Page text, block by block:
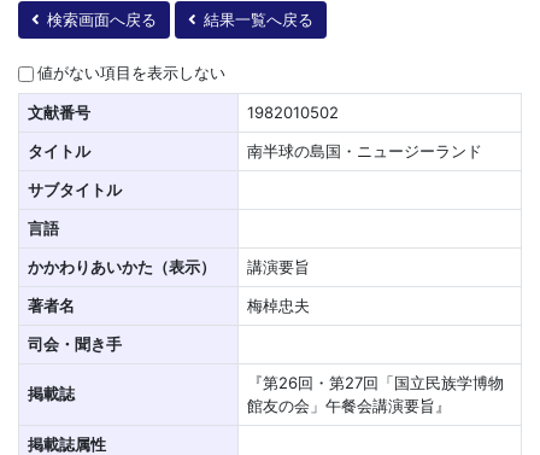
検索画面へ戻る 結果一覧へ戻る
値がない項目を表示しない
文献番号
1982010502
タイトル
南半球の島国・ニュージーランド
サブタイトル
言語
かかわりあいかた（表示）
講演要旨
著者名
梅棹忠夫
司会・聞き手
掲載誌
『第26回・第27回「国立民族学博物
館友の会」午餐会講演要旨』
掲載誌属性